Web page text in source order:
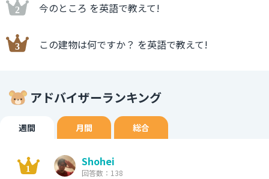
今のところ を英語で教えて!
この建物は何ですか？ を英語で教えて!
アドバイザーランキング
週間 月間 総合
Shohei
回答数：138